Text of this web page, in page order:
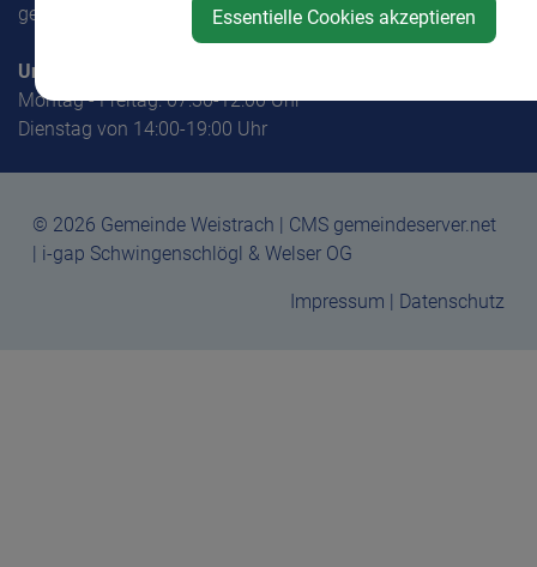
gemeinde@weistrach.gv.at
Unsere Amtszeiten
Montag - Freitag: 07:30-12:00 Uhr
Dienstag von 14:00-19:00 Uhr
© 2026 Gemeinde Weistrach | CMS gemeindeserver.net
| i-gap Schwingenschlögl & Welser OG
Impressum | Datenschutz
Essentielle Cookies akzeptieren